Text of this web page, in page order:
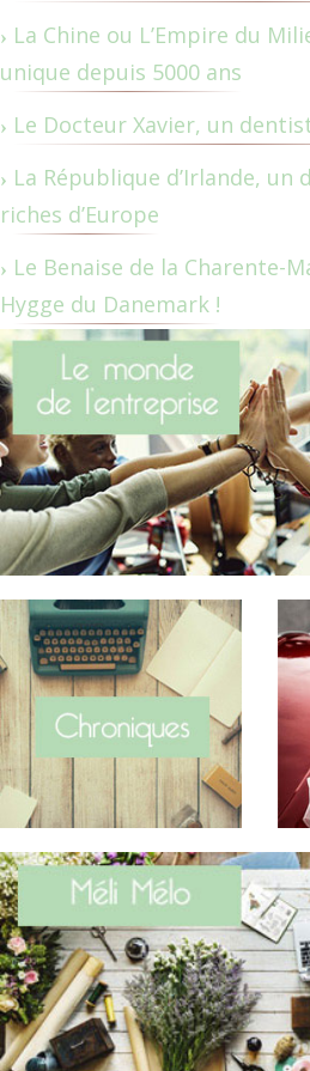
La Chine ou L’Empire du
unique depuis 5000 ans
Le Docteur Xavier, un
La République d’Irlande, un
riches d’Europe
Le Benaise de la Charente-
Hygge du Danemark !